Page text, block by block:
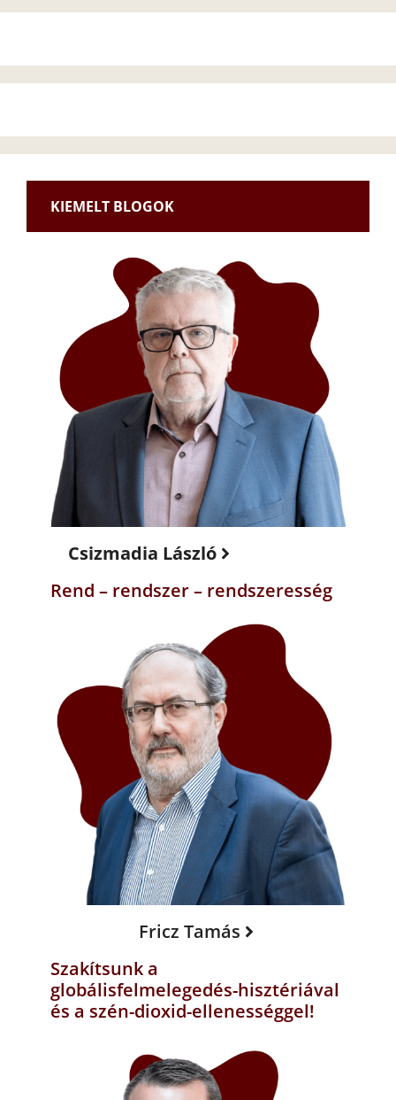
KIEMELT BLOGOK
Csizmadia László
Rend – rendszer – rendszeresség
Fricz Tamás
Szakítsunk a
globálisfelmelegedés-hisztériával
és a szén-dioxid-ellenességgel!